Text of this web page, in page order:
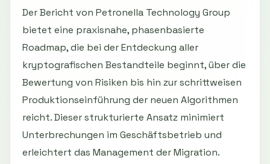
Der Bericht von Petronella Technology Group
bietet eine praxisnahe, phasenbasierte
Roadmap, die bei der Entdeckung aller
kryptografischen Bestandteile beginnt, über die
Bewertung von Risiken bis hin zur schrittweisen
Produktionseinführung der neuen Algorithmen
reicht. Dieser strukturierte Ansatz minimiert
Unterbrechungen im Geschäftsbetrieb und
erleichtert das Management der Migration.